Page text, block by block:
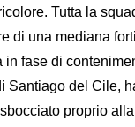
Tutta la
di una mediana
fase di
Santiago del Cile,
proprio